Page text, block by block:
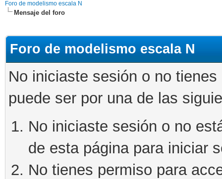
Foro de modelismo escala N
Mensaje del foro
Foro de modelismo escala N
No iniciaste sesión o no
puede ser por una de las
No iniciaste sesión o no
de esta página para iniciar
No tienes permiso para